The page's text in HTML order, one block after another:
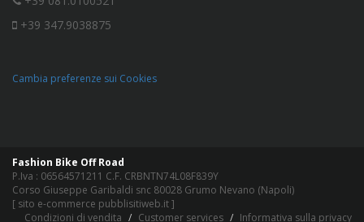
+39 347.9038875
Cambia preferenze sui Cookies
Fashion Bike Off Road
P.Iva : 06564571211 C.F. CRBNTN74L08F839Y
Corso Giuseppe Garibaldi snc 80028 Grumo Nevano (Napoli)
[ sito e-commerce pubblisitiweb.it]
Condizioni di vendita
Customer services Informativa sulla privacy